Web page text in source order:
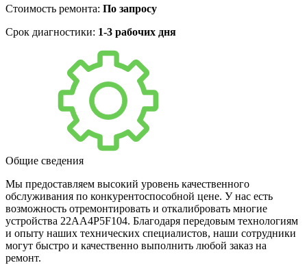
Стоимость ремонта: По запросу
Срок диагностики: 1-3 рабочих дня
Общие сведения
Мы предоставляем высокий уровень качественного
обслуживания по конкурентоспособной цене. У нас есть
возможность отремонтировать и откалибровать многие
устройства 22AA4P5F104. Благодаря передовым технологиям
и опыту наших технических специалистов, наши сотрудники
могут быстро и качественно выполнить любой заказ на
ремонт.